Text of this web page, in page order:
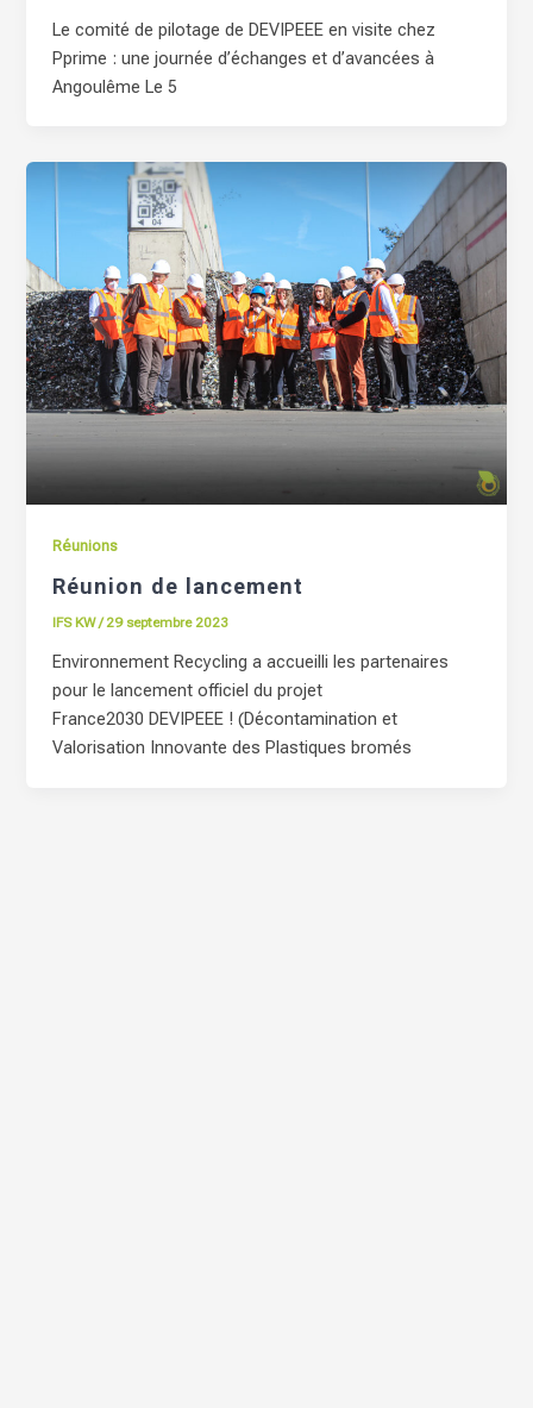
Le comité de pilotage de DEVIPEEE en visite chez
Pprime : une journée d’échanges et d’avancées à
Angoulême Le 5
Réunions
Réunion de lancement
IFS KW/29 septembre 2023
Environnement Recycling a accueilli les partenaires
pour le lancement officiel du projet
France2030 DEVIPEEE ! (Décontamination et
Valorisation Innovante des Plastiques bromés